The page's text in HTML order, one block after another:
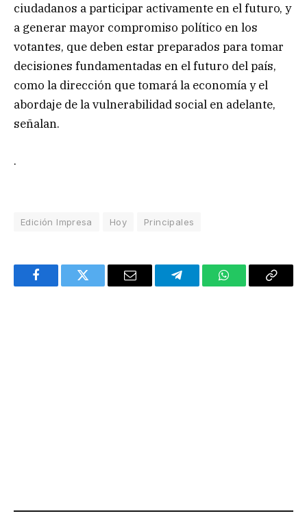
ciudadanos a participar activamente en el futuro, y
a generar mayor compromiso político en los
votantes, que deben estar preparados para tomar
decisiones fundamentadas en el futuro del país,
como la dirección que tomará la economía y el
abordaje de la vulnerabilidad social en adelante,
señalan.
.
Edición Impresa Hoy Principales
FacebookTwitter Email TelegramWhatsAppCopy